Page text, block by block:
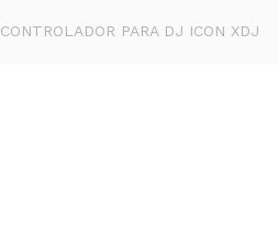
CONTROLADOR PARA DJ ICON XDJ